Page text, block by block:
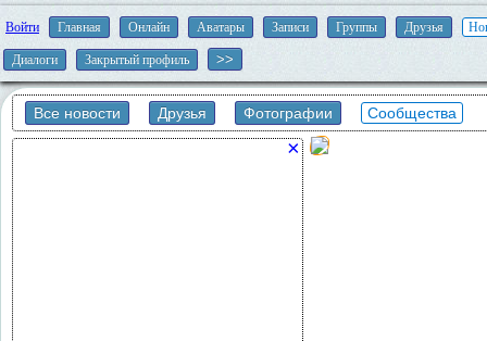
Войти Главная Онлайн Аватары Записи Группы Друзья
Диалоги Закрытый профиль
Все новости Друзья Фотографии Сообщества
×